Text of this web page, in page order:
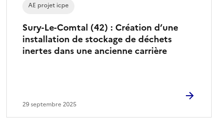
Sury-Le-Comtal (42) : Création d’une
installation de stockage de déchets
inertes dans une ancienne carrière
AE projet icpe
29 septembre 2025